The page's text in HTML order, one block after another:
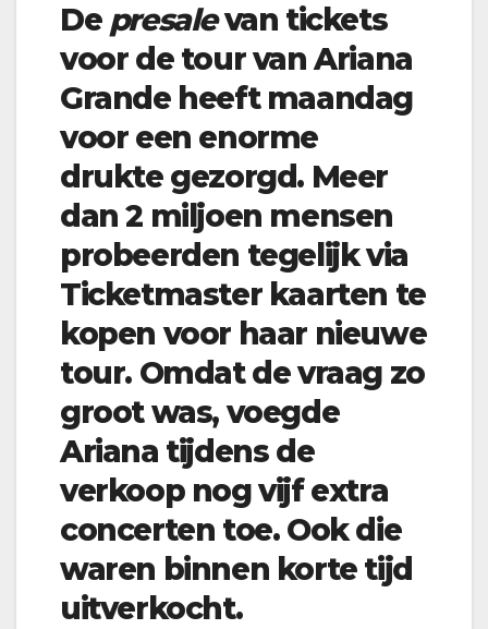
De presalevan tickets
voor de tour van Ariana
Grande heeft maandag
voor een enorme
drukte gezorgd. Meer
dan 2 miljoen mensen
probeerden tegelijk via
Ticketmaster kaarten te
kopen voor haar nieuwe
tour. Omdat de vraag zo
groot was, voegde
Ariana tijdens de
verkoop nog vijf extra
concerten toe. Ook die
waren binnen korte tijd
uitverkocht.